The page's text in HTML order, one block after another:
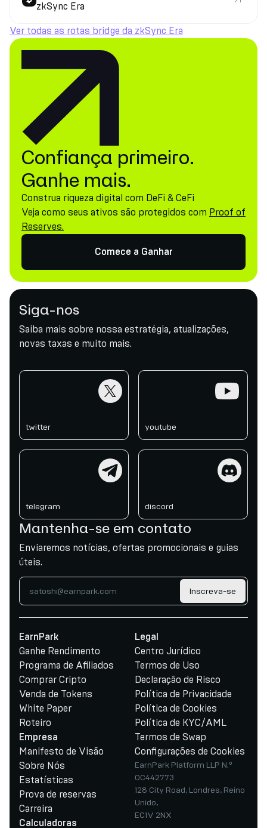
zkSync Era
Ver todas as rotas bridge da zkSync Era
Confiança primeiro.
Ganhe mais.
Construa riqueza digital com DeFi & CeFi
Veja como seus ativos são protegidos com Proof of
Reserves.
Comece a Ganhar
Siga-nos
Saiba mais sobre nossa estratégia, atualizações,
novas taxas e muito mais.
twitter youtube
telegram discord
Mantenha-se em contato
Enviaremos notícias, ofertas promocionais e guias
úteis.
Inscreva-se
EarnPark
Ganhe Rendimento
Programa de Afiliados
Comprar Cripto
Venda de Tokens
White Paper
Roteiro
Empresa
Manifesto de Visão
Sobre Nós
Estatísticas
Prova de reservas
Carreira
Calculadoras
Legal
Centro Jurídico
Termos de Uso
Declaração de Risco
Política de Privacidade
Política de Cookies
Política de KYC/AML
Termos de Swap
Configurações de Cookies
EarnPark Platform LLP N.º
OC442773
128 City Road, Londres, Reino
Unido,
EC1V 2NX